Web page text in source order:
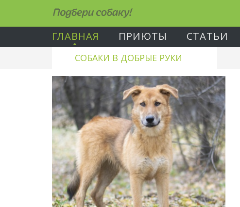
Подбери собаку!
ГЛАВНАЯ ПРИЮТЫ СТАТЬИ
СОБАКИ В ДОБРЫЕ РУКИ